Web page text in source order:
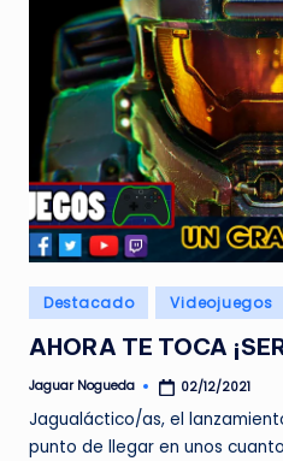
o
g
u
e
d
aPublicado
en
Destacado Videojuegos
AHORA TE TOCA
Publicado
Jaguar Nogueda 02/12/2021
Jagualáctico/as, el
punto de llegar en unos